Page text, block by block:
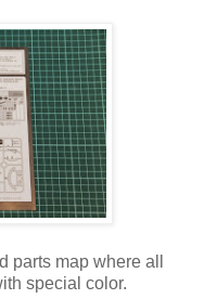
parts map where all
special color.